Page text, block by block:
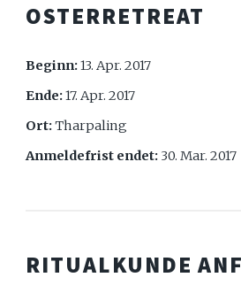
OSTERRETREAT
Beginn:13. Apr. 2017
Ende:17. Apr. 2017
Ort:Tharpaling
Anmeldefrist endet: 30. Mar. 2017
RITUALKUNDE